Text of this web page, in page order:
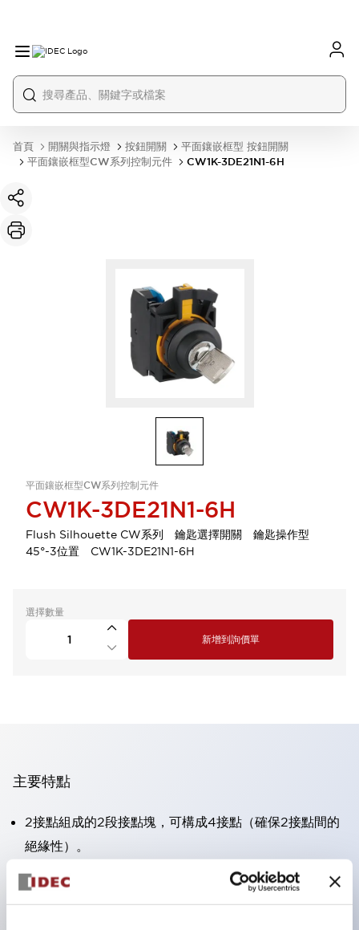
首頁 開關與指示燈 按鈕開關
平面鑲嵌框型 按鈕開關
平面鑲嵌框型CW系列控制元件
CW1K-3DE21N1-6H
平面鑲嵌框型CW系列控制元件
CW1K-3DE21N1-6H
Flush Silhouette CW系列 鑰匙選擇開關 鑰匙操作型
45°-3位置 CW1K-3DE21N1-6H
選擇數量
新增到詢價單
主要特點
2接點組成的2段接點塊，可構成4接點（確保2接點間的
絕緣性）。
面板深度39.9mm（※11段接點塊）、59.9mm（※22段
接點塊）。可實現省空間設計。